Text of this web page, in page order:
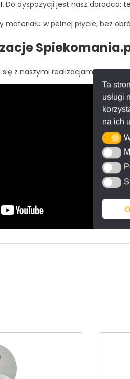
Ta
usługi
na ich
.Do dyspozycji jest nasz doradca:
materiału w pełnej płycie, bez
z naszymi realizacjami – blaty,